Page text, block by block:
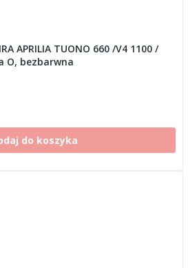
APRILIA TUONO 660 /V4 1100 /
O, bezbarwna
do koszyka